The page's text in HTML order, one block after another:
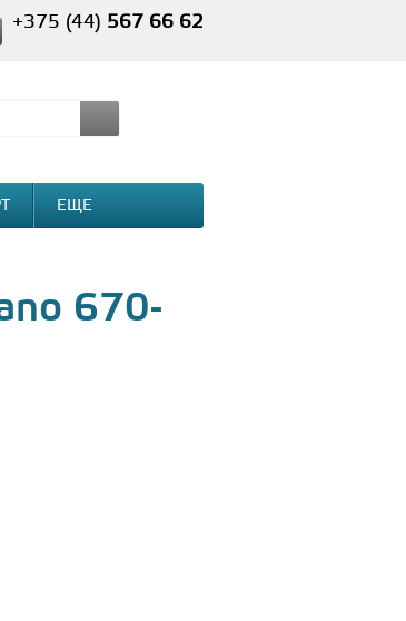
+375 (44) 567 66 62
ЕЩЕ
670-